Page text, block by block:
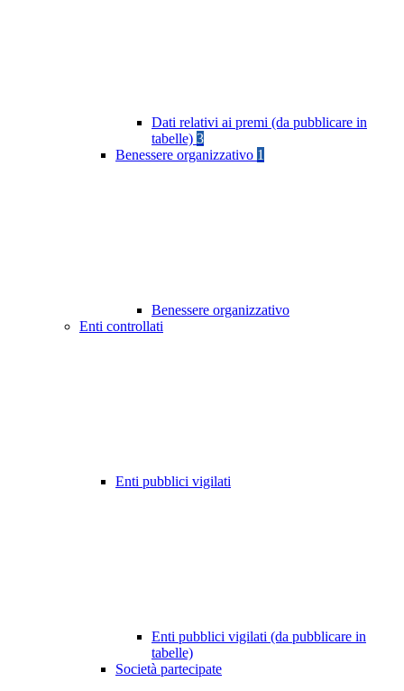
Dati relativi ai premi (da pubblicare in
tabelle) 3
Benessere organizzativo 1
Benessere organizzativo
Enti controllati
Enti pubblici vigilati
Enti pubblici vigilati (da pubblicare in
tabelle)
Società partecipate